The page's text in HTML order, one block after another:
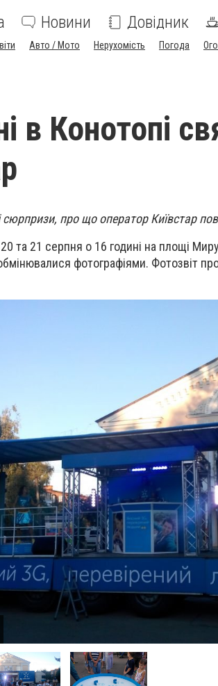
Новини Довідник
Авто / Мото Нерухомість Погода
в Конотопі
про що оператор Київстар
та 21 серпня о 16 годині на площі
фотографіями. Фотозвіт